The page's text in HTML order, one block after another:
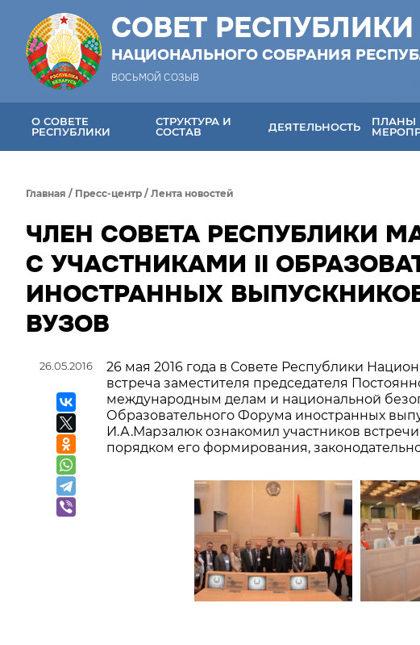
СОВЕТ РЕСПУБЛИКИ
НАЦИОНАЛЬНОГО СОБРАНИЯ
ВОСЬМОЙ СОЗЫВ
О СОВЕТЕ
РЕСПУБЛИКИ
СТРУКТУРА И
СОСТАВ
ДЕЯТЕЛЬНОСТЬ
ПЛАНЫ
Главная / Пресс-центр / Лента новостей
ЧЛЕН СОВЕТА РЕСПУБЛИКИ
С УЧАСТНИКАМИ II
ИНОСТРАННЫХ
ВУЗОВ
26.05.2016
26 мая 2016 года в Совете Республики
встреча заместителя председателя
международным делам и национальной
Образовательного Форума иностранных
И.А.Марзалюк ознакомил участников
порядком его формирования,